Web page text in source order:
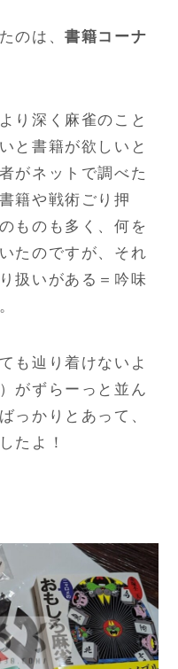
のは、書籍コーナ
り深く麻雀のこと
と書籍が欲しいと
がネットで調べた
籍や戦術ごり押
ものも多く、何を
たのですが、それ
扱いがある＝吟味
も辿り着けないよ
がずらーっと並ん
っかりとあって、
たよ！